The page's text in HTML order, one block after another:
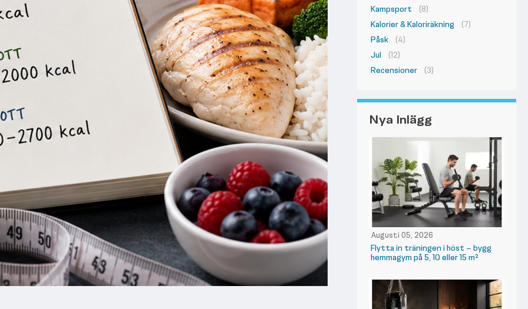
Kampsport
(8)
Kalorier & Kaloriräkning
(7)
Påsk
(4)
Jul
(12)
Recensioner
(3)
Nya Inlägg
Augusti 05, 2026
Flytta in träningen i höst – bygg
hemmagym på 5, 10 eller 15 m²